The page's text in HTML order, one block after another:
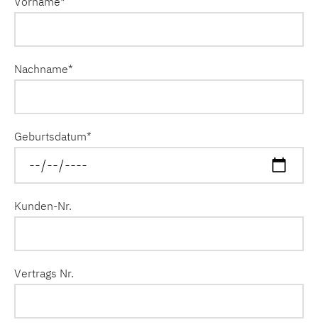
Nachname*
Geburtsdatum*
Kunden-Nr.
Vertrags Nr.